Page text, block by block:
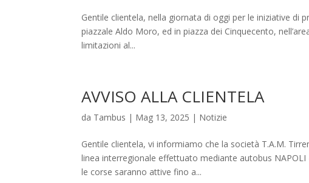
Gentile clientela, nella giornata di oggi per le iniziative di
piazzale Aldo Moro, ed in piazza dei Cinquecento,
limitazioni al...
AVVISO ALLA CLIENTELA
da Tambus | Mag 13, 2025 | Notizie
Gentile clientela, vi informiamo che la società T.A.M.
linea interregionale effettuato mediante autobus NAPOLI
le corse saranno attive fino a...